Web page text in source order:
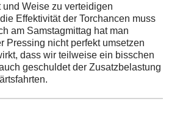
Weise zu verteidigen
Effektivität der Torchancen muss
am Samstagmittag hat man
Pressing nicht perfekt umsetzen
dass wir teilweise ein bisschen
geschuldet der Zusatzbelastung